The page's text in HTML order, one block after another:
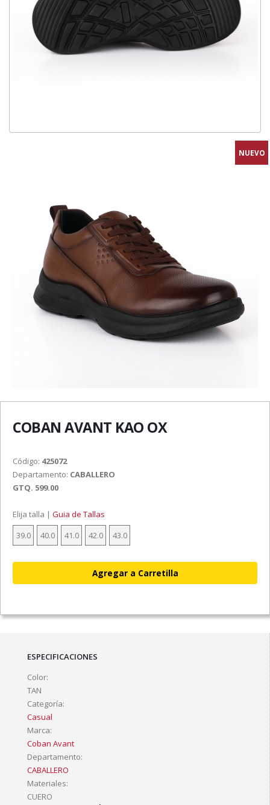
NUEVO
COBAN AVANT KAO OX
Código: 425072
Departamento: CABALLERO
GTQ. 599.00
Elija talla | Guia de Tallas
39.0
40.0 41.0 42.0 43.0
ESPECIFICACIONES
Color:
TAN
Categoría:
Casual
Marca:
Coban Avant
Departamento:
CABALLERO
Materiales:
CUERO